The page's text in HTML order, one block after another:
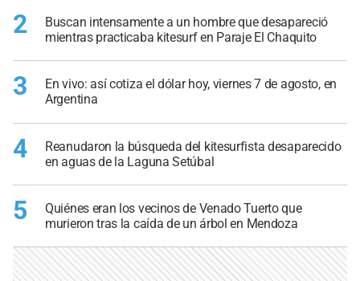
2
Buscan intensamente a un hombre que desapareció
mientras practicaba kitesurf en Paraje El Chaquito
3
En vivo: así cotiza el dólar hoy, viernes 7 de agosto, en
Argentina
4
Reanudaron la búsqueda del kitesurfista desaparecido
en aguas de la Laguna Setúbal
5
Quiénes eran los vecinos de Venado Tuerto que
murieron tras la caída de un árbol en Mendoza